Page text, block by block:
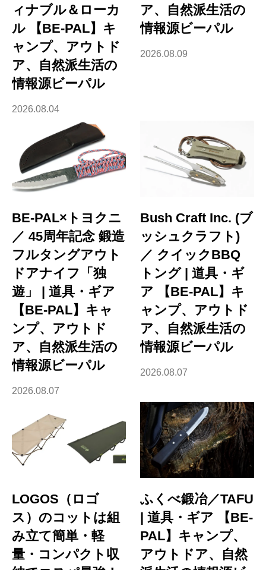
ィナブル＆ローカ
ル 【BE-PAL】キ
ャンプ、アウトド
ア、自然派生活の
情報源ビーパル
2026.08.04
ア、自然派生活の
情報源ビーパル
2026.08.09
BE-PAL×トヨクニ
／ 45周年記念 鍛造
フルタングアウト
ドアナイフ「独
遊」 | 道具・ギア
【BE-PAL】キャ
ンプ、アウトド
ア、自然派生活の
情報源ビーパル
2026.08.07
Bush Craft Inc. (ブ
ッシュクラフト)
／ クイックBBQ
トング | 道具・ギ
ア 【BE-PAL】キ
ャンプ、アウトド
ア、自然派生活の
情報源ビーパル
2026.08.07
LOGOS（ロゴ
ス）のコットは組
み立て簡単・軽
量・コンパクト収
ふくべ鍛冶／TAFU
| 道具・ギア 【BE-
PAL】キャンプ、
アウトドア、自然